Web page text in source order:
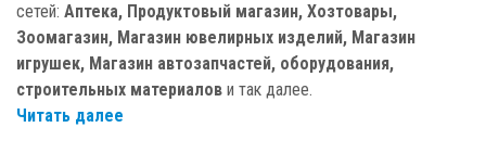
сетей: Аптека, Продуктовый магазин, Хозтовары,
Зоомагазин, Магазин ювелирных изделий, Магазин
игрушек, Магазин автозапчастей, оборудования,
строительных материалов и так далее.
Читать далее